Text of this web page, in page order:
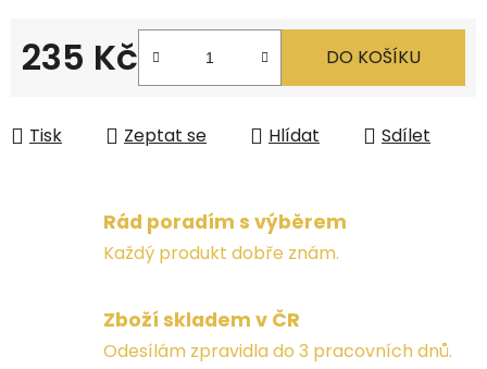
235 Kč DO KOŠÍKU
Tisk Zeptat se Hlídat Sdílet
Rád poradím s výběrem
Každý produkt dobře znám.
Zboží skladem v ČR
Odesílám zpravidla do 3 pracovních dnů.